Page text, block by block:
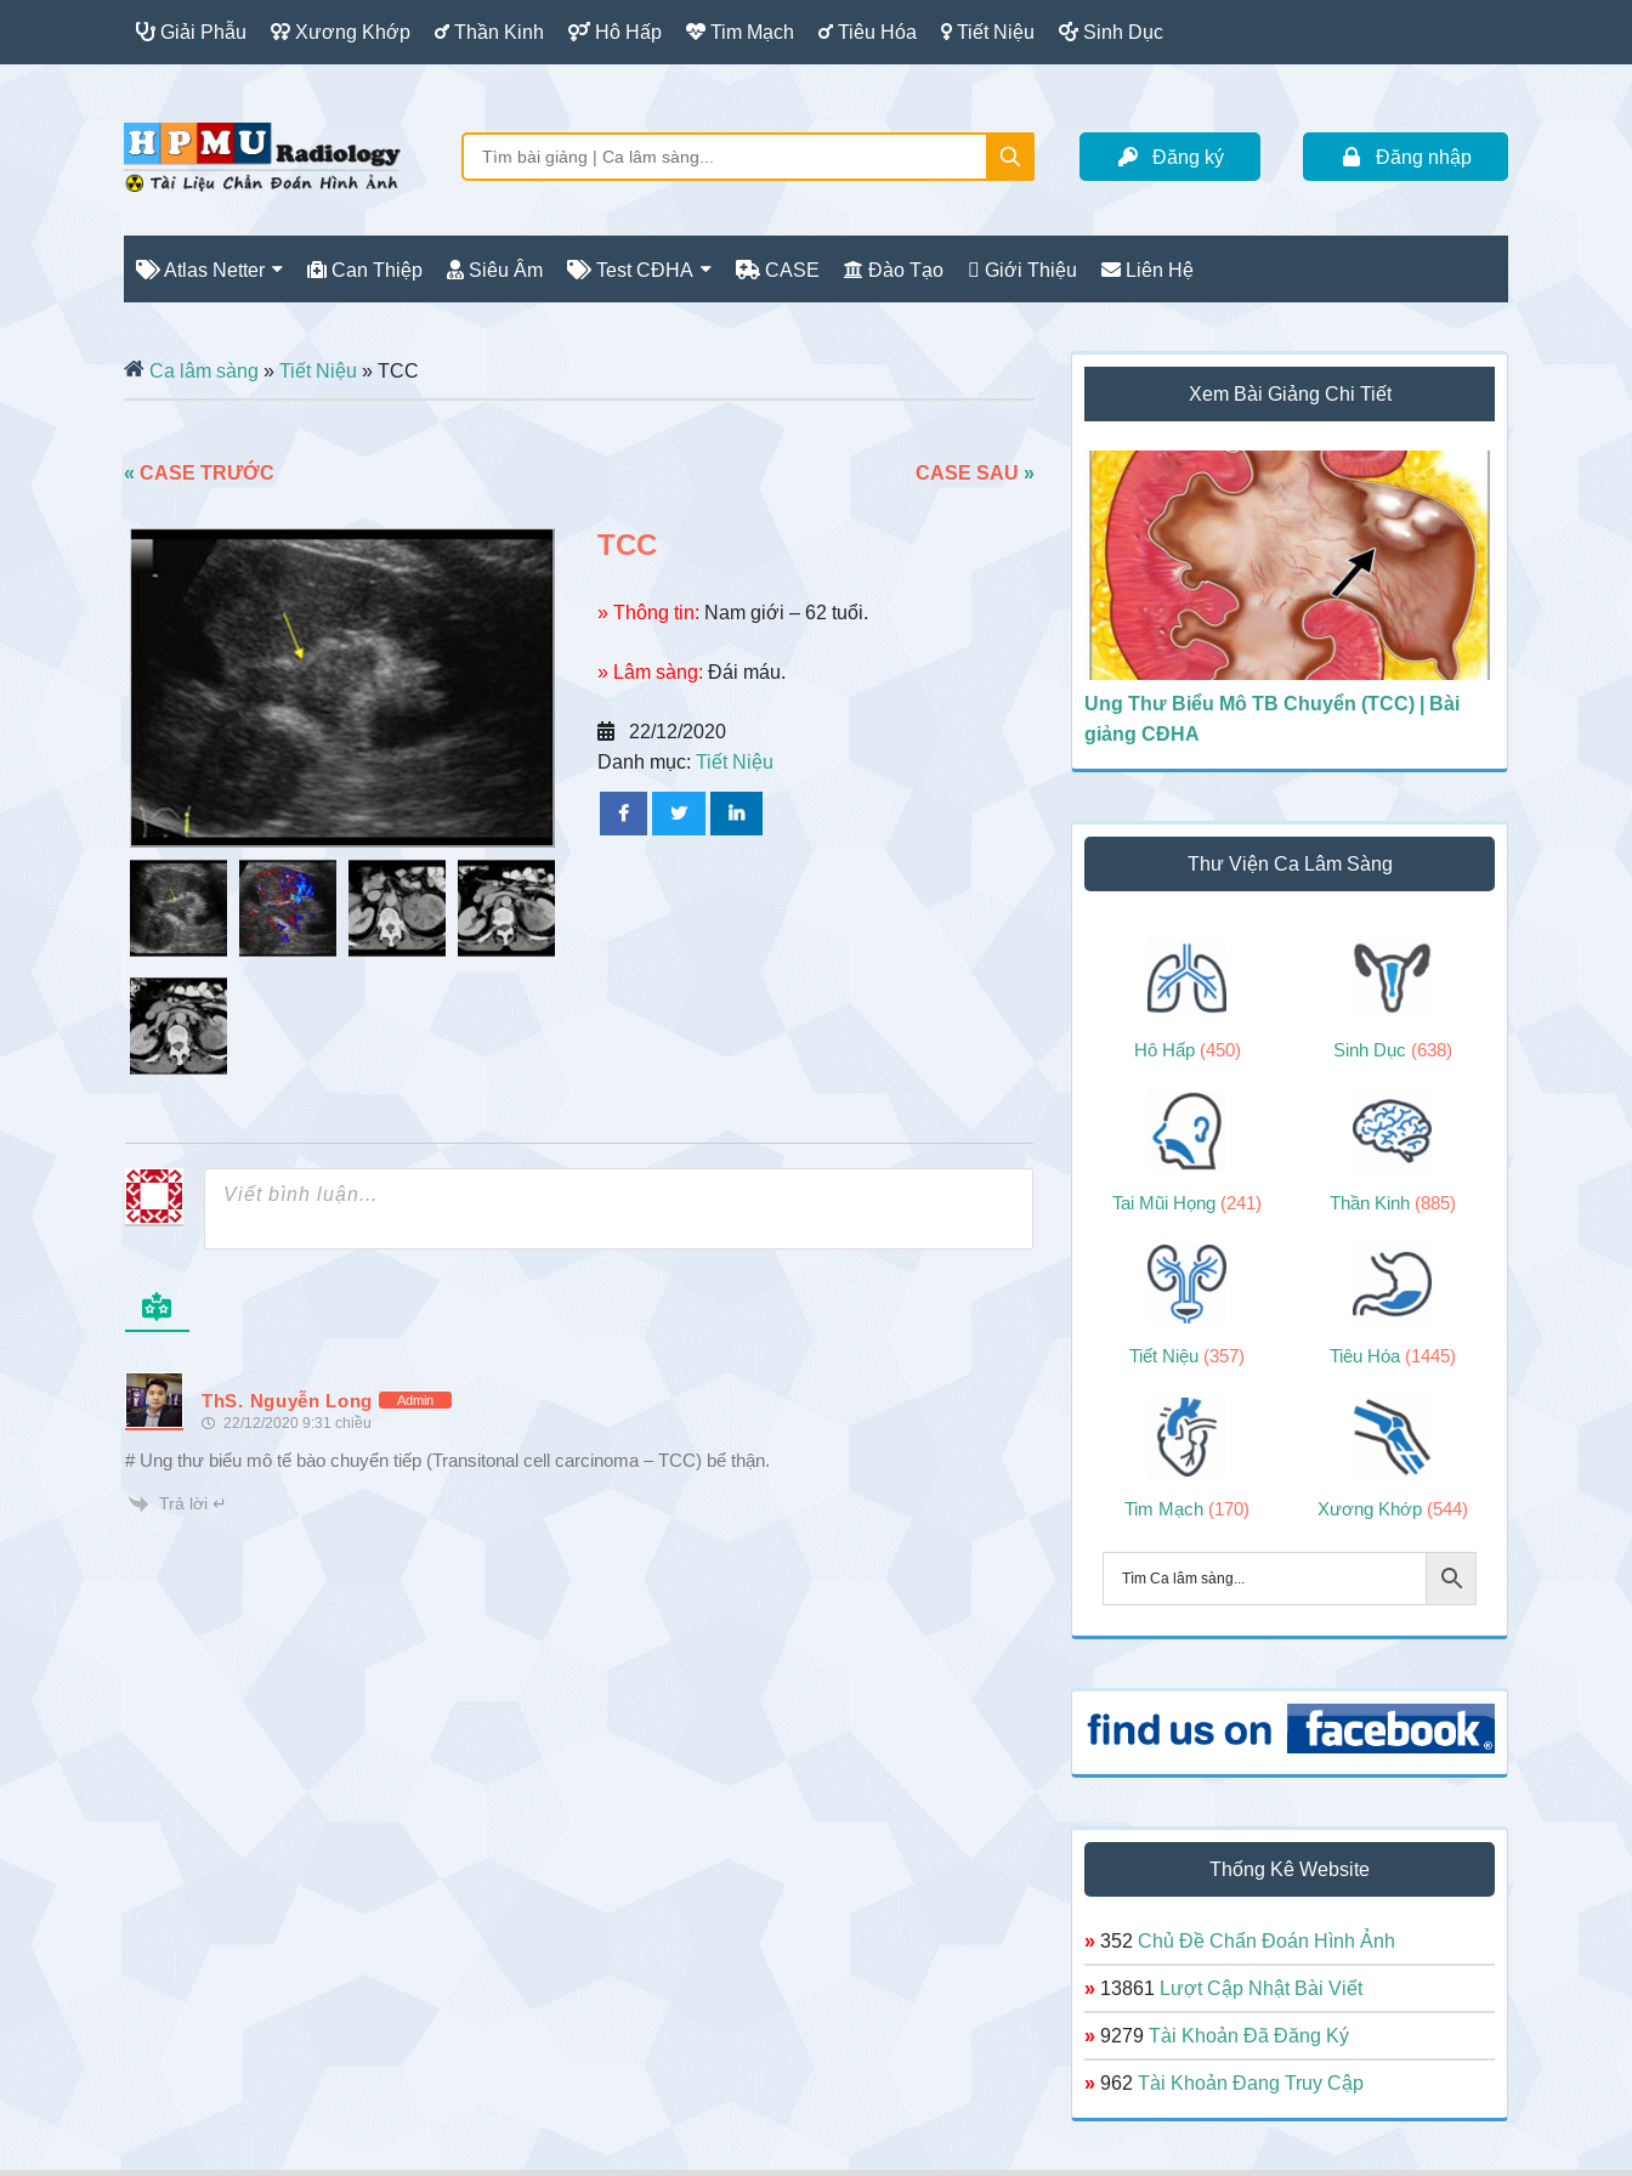
Giải Phẫu Xương Khớp Thần Kinh Hô Hấp Tim Mạch Tiêu Hóa Tiết Niệu Sinh Dục
Đăng ký Đăng nhập
Atlas Netter Can Thiệp Siêu Âm Test CĐHA CASE Đào Tạo Giới Thiệu Liên Hệ
Ca lâm sàng » Tiết Niệu » TCC
« CASE TRƯỚC CASE SAU »
TCC
» Thông tin: Nam giới – 62 tuổi.
» Lâm sàng: Đái máu.
22/12/2020
Danh mục: Tiết Niệu
ThS. Nguyễn Long Admin
22/12/2020 9:31 chiều
# Ung thư biểu mô tế bào chuyển tiếp (Transitonal cell carcinoma – TCC) bể thận.
Trả lời ↵
Sidebar
chính
Xem Bài Giảng Chi Tiết
Ung Thư Biểu Mô TB Chuyển (TCC) | Bài
giảng CĐHA
Thư Viện Ca Lâm Sàng
Hô Hấp (450) Sinh Dục (638)
Tai Mũi Họng (241) Thần Kinh (885)
Tiết Niệu (357) Tiêu Hóa (1445)
Tim Mạch (170) Xương Khớp (544)
Thống Kê Website
» 352 Chủ Đề Chẩn Đoán Hình Ảnh
» 13861 Lượt Cập Nhật Bài Viết
» 9279 Tài Khoản Đã Đăng Ký
» 962 Tài Khoản Đang Truy Cập